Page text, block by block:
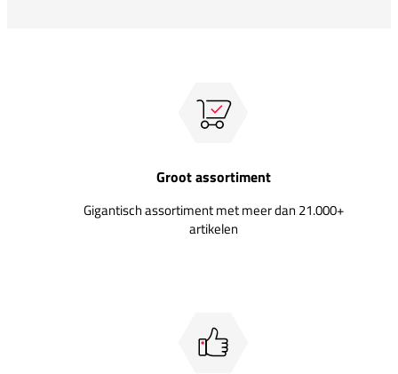
Groot assortiment
Gigantisch assortiment met meer dan 21.000+
artikelen